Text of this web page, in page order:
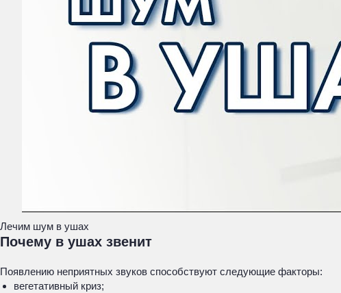
Лечим шум в ушах
Почему в ушах звенит
Появлению неприятных звуков способствуют следующие факторы:
вегетативный криз;